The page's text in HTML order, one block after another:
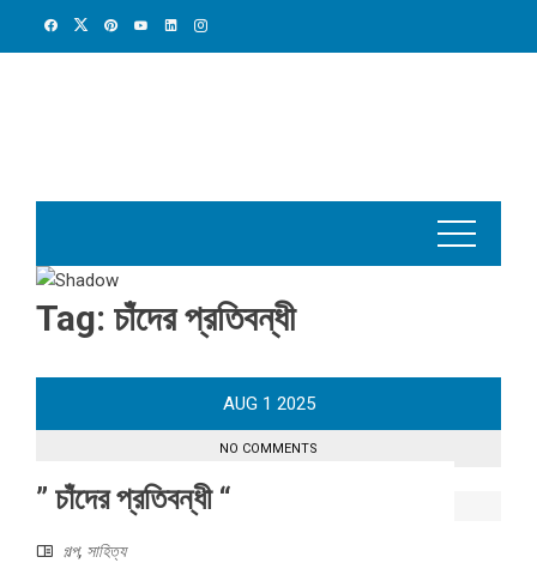
Tag: চাঁদের প্রতিবন্ধী
AUG 1 2025
NO COMMENTS
” চাঁদের প্রতিবন্ধী “
গল্প, সাহিত্য